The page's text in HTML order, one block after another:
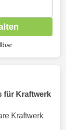
für Kraftwerk
Kraftwerk